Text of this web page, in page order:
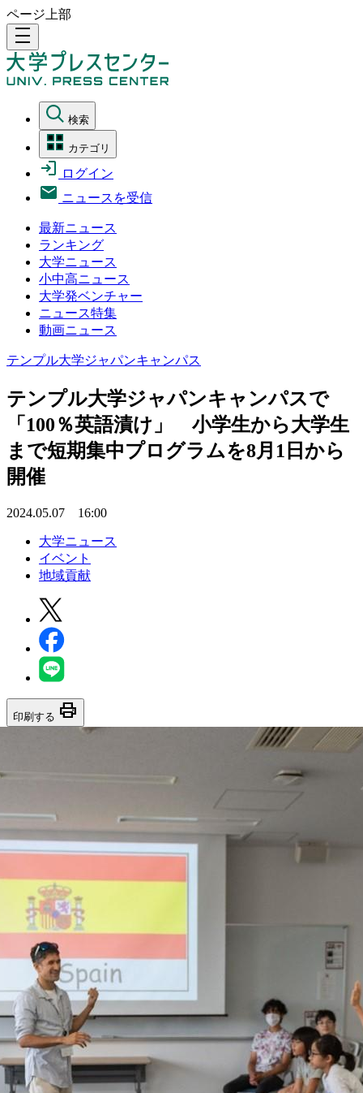
ページ上部
density_medium
検索
カテゴリ
ログイン
ニュースを受信
最新ニュース
ランキング
大学ニュース
小中高ニュース
大学発ベンチャー
ニュース特集
動画ニュース
テンプル大学ジャパンキャンパス
テンプル大学ジャパンキャンパスで
「100％英語漬け」 小学生から大学生
まで短期集中プログラムを8月1日から
開催
2024.05.07 16:00
大学ニュース
イベント
地域貢献
印刷する print